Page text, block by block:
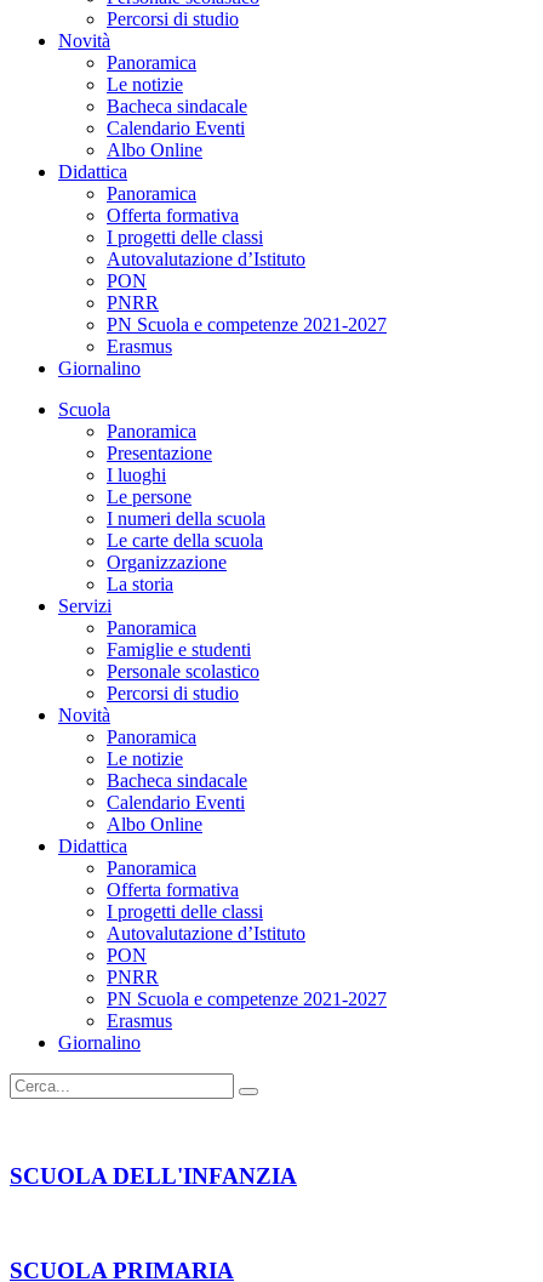
Percorsi di studio
Novità
Panoramica
Le notizie
Bacheca sindacale
Calendario Eventi
Albo Online
Didattica
Panoramica
Offerta formativa
I progetti delle classi
Autovalutazione d’Istituto
PON
PNRR
PN Scuola e competenze 2021-2027
Erasmus
Giornalino
Scuola
Panoramica
Presentazione
I luoghi
Le persone
I numeri della scuola
Le carte della scuola
Organizzazione
La storia
Servizi
Panoramica
Famiglie e studenti
Personale scolastico
Percorsi di studio
Novità
Panoramica
Le notizie
Bacheca sindacale
Calendario Eventi
Albo Online
Didattica
Panoramica
Offerta formativa
I progetti delle classi
Autovalutazione d’Istituto
PON
PNRR
PN Scuola e competenze 2021-2027
Erasmus
Giornalino
SCUOLA DELL'INFANZIA
SCUOLA PRIMARIA